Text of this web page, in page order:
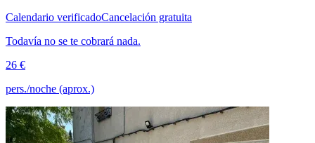
Calendario verificadoCancelación gratuita
Todavía no se te cobrará nada.
26 €
pers./noche (aprox.)